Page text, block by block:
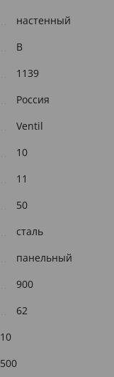
настенный
В
1139
Россия
Ventil
10
11
50
сталь
панельный
900
62
10
500